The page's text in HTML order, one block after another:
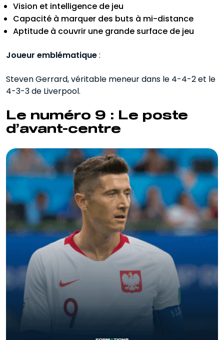
Vision et intelligence de jeu
Capacité à marquer des buts à mi-distance
Aptitude à couvrir une grande surface de jeu
Joueur emblématique:
Steven Gerrard, véritable meneur dans le 4-4-2 et le
4-3-3 de Liverpool.
Le numéro 9 : Le poste
d’avant-centre